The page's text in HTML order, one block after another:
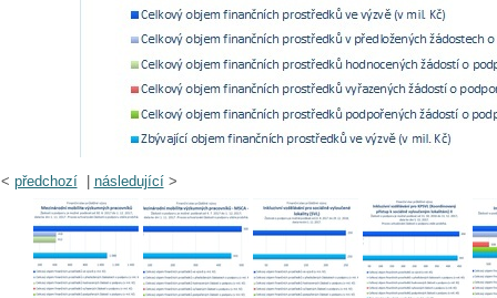
< předchozí| následující>